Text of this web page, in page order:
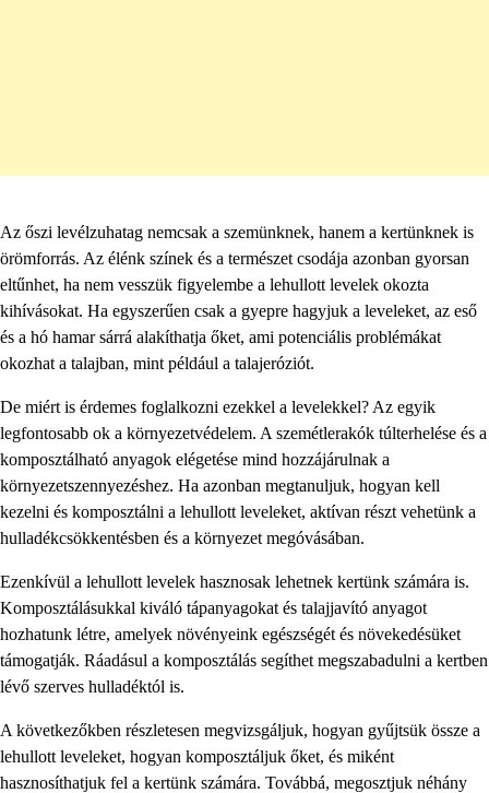
Az őszi levélzuhatag nemcsak a szemünknek, hanem a kertünknek is
örömforrás. Az élénk színek és a természet csodája azonban gyorsan
eltűnhet, ha nem vesszük figyelembe a lehullott levelek okozta
kihívásokat. Ha egyszerűen csak a gyepre hagyjuk a leveleket, az eső
és a hó hamar sárrá alakíthatja őket, ami potenciális problémákat
okozhat a talajban, mint például a talajeróziót.
De miért is érdemes foglalkozni ezekkel a levelekkel? Az egyik
legfontosabb ok a környezetvédelem. A szemétlerakók túlterhelése és a
komposztálható anyagok elégetése mind hozzájárulnak a
környezetszennyezéshez. Ha azonban megtanuljuk, hogyan kell
kezelni és komposztálni a lehullott leveleket, aktívan részt vehetünk a
hulladékcsökkentésben és a környezet megóvásában.
Ezenkívül a lehullott levelek hasznosak lehetnek kertünk számára is.
Komposztálásukkal kiváló tápanyagokat és talajjavító anyagot
hozhatunk létre, amelyek növényeink egészségét és növekedésüket
támogatják. Ráadásul a komposztálás segíthet megszabadulni a kertben
lévő szerves hulladéktól is.
A következőkben részletesen megvizsgáljuk, hogyan gyűjtsük össze a
lehullott leveleket, hogyan komposztáljuk őket, és miként
hasznosíthatjuk fel a kertünk számára. Továbbá, megosztjuk néhány